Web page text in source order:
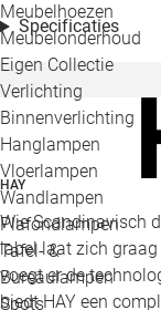
Meubelhoezen
Meubelonderhoud
Eigen Collectie
Verlichting
Binnenverlichting
Hanglampen
Vloerlampen
Wandlampen
Plafondlampen
Tafel- &
Bureaulampen
Spots
Specificaties
HAY
Wie Scandinavisch
label laat zich graag
voegt er de
biedt HAY een